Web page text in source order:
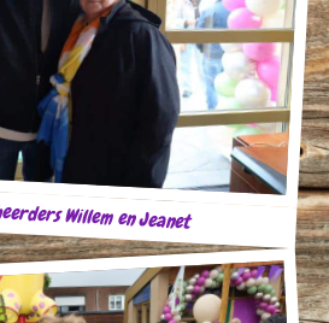
Willem en Jeanet